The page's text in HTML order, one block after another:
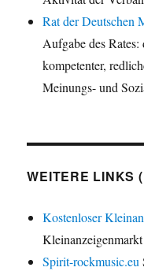
Rat der Deutschen
Aufgabe des
kompetenter,
Meinungs- und
WEITERE LINKS
Kostenloser
Kleinanzeigenmarkt
Spirit-rockmusic.eu